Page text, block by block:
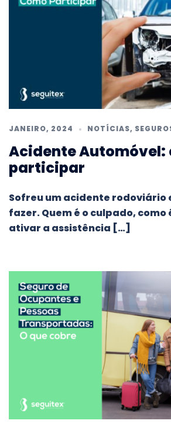
JANEIRO, 2024 NOTÍCIAS,
Acidente Automóvel:
participar
Sofreu um acidente rodoviário
fazer. Quem é o culpado, como
ativar a assistência […]